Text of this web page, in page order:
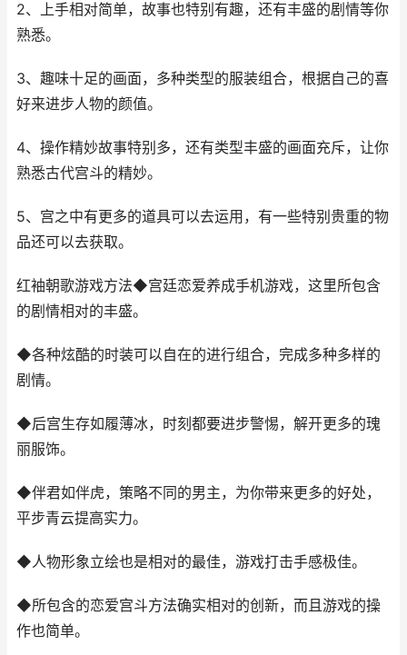
2、上手相对简单，故事也特别有趣，还有丰盛的剧情等你
熟悉。
3、趣味十足的画面，多种类型的服装组合，根据自己的喜
好来进步人物的颜值。
4、操作精妙故事特别多，还有类型丰盛的画面充斥，让你
熟悉古代宫斗的精妙。
5、宫之中有更多的道具可以去运用，有一些特别贵重的物
品还可以去获取。
红袖朝歌游戏方法◆宫廷恋爱养成手机游戏，这里所包含
的剧情相对的丰盛。
◆各种炫酷的时装可以自在的进行组合，完成多种多样的
剧情。
◆后宫生存如履薄冰，时刻都要进步警惕，解开更多的瑰
丽服饰。
◆伴君如伴虎，策略不同的男主，为你带来更多的好处，
平步青云提高实力。
◆人物形象立绘也是相对的最佳，游戏打击手感极佳。
◆所包含的恋爱宫斗方法确实相对的创新，而且游戏的操
作也简单。